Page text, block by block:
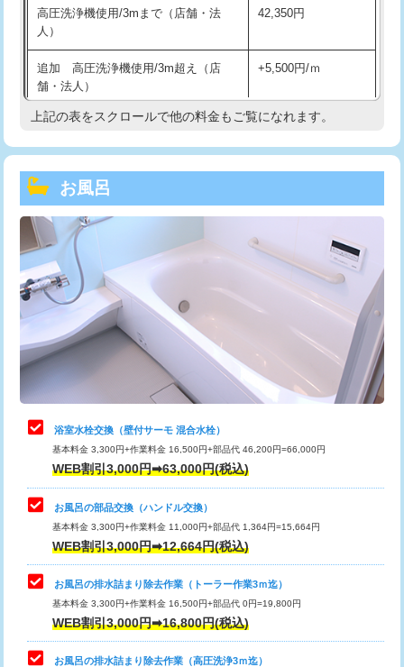
高圧洗浄機使用/3mまで（店舗・法
人）
42,350円
追加 高圧洗浄機使用/3m超え（店
舗・法人）
+5,500円/ｍ
高度高圧洗浄換 現地調査
トーラー機使用/3mまで
追加トーラー機使用/3m超え
カメラ調査 33,000円
桝清掃 8,800円
止水・漏水調査・防水処理・清掃・修
理・調整・分解・加工など（軽作業）
止水・漏水調査・防水処理・清掃・修
理・調整・分解・加工など（中作業）
22,000円
止水・漏水調査・防水処理・清掃・修
理・調整・分解・加工など（重作業）
33,000円
トイレタンク脱着
トイレ便器脱着
タンクレストイレ脱着 33,000円
小便器トイレ脱着
その他部品の脱着 8,800円～
上記の表をスクロールで他の料金もご覧になれます。
お風呂
浴室水栓交換（壁付サーモ 混合水栓）
基本料金 3,300円+作業料金 16,500円+部品代 46,200円=66,000円
WEB割引3,000円➡63,000円(税込)
お風呂の部品交換（ハンドル交換）
基本料金 3,300円+作業料金 11,000円+部品代 1,364円=15,664円
WEB割引3,000円➡12,664円(税込)
お風呂の排水詰まり除去作業（トーラー作業3ｍ迄）
基本料金 3,300円+作業料金 16,500円+部品代 0円=19,800円
WEB割引3,000円➡16,800円(税込)
お風呂の排水詰まり除去作業（高圧洗浄3ｍ迄）